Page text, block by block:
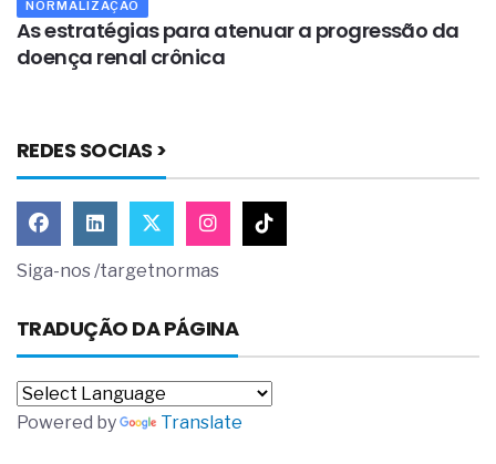
NORMALIZAÇÃO
As estratégias para atenuar a progressão da
doença renal crônica
REDES SOCIAS >
Siga-nos /targetnormas
TRADUÇÃO DA PÁGINA
Powered by Translate